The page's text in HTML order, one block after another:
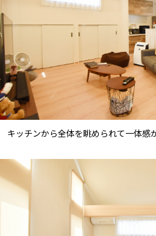
キッチンから全体を眺められて一体感